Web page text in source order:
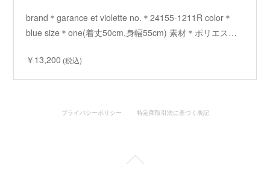
brand＊garance et violette no.＊24155-1211R color＊
blue size＊one(着丈50cm,身幅55cm) 素材＊ポリエス…
￥13,200 (税込)
プライバシーポリシー 特定商取引法に基づく表記